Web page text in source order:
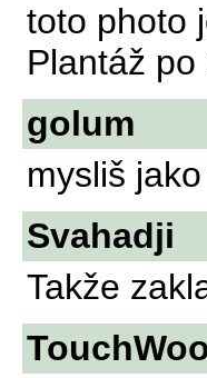
toto photo
Plantáž
golum
mysliš
Svahadji
Takže